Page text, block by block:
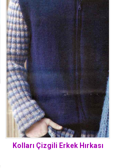
Kolları Çizgili Erkek Hırkası